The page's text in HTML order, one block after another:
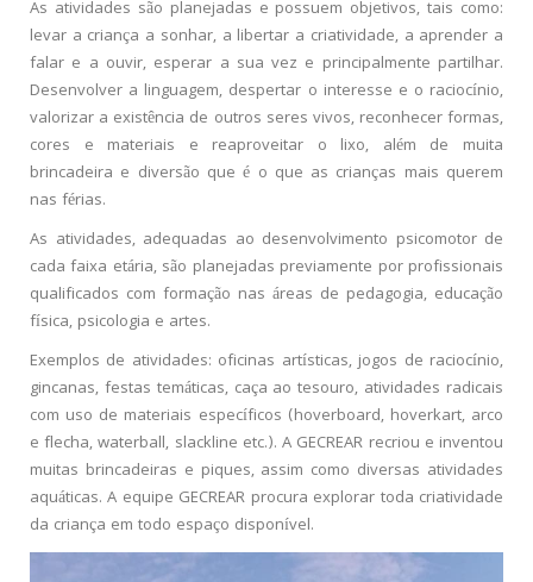
As atividades são planejadas e possuem objetivos, tais como:
levar a criança a sonhar, a libertar a criatividade, a aprender a
falar e a ouvir, esperar a sua vez e principalmente partilhar.
Desenvolver a linguagem, despertar o interesse e o raciocínio,
valorizar a existência de outros seres vivos, reconhecer formas,
cores e materiais e reaproveitar o lixo, além de muita
brincadeira e diversão que é o que as crianças mais querem
nas férias.
As atividades, adequadas ao desenvolvimento psicomotor de
cada faixa etária, são planejadas previamente por profissionais
qualificados com formação nas áreas de pedagogia, educação
física, psicologia e artes.
Exemplos de atividades: oficinas artísticas, jogos de raciocínio,
gincanas, festas temáticas, caça ao tesouro, atividades radicais
com uso de materiais específicos (hoverboard, hoverkart, arco
e flecha, waterball, slackline etc.). A GECREAR recriou e inventou
muitas brincadeiras e piques, assim como diversas atividades
aquáticas. A equipe GECREAR procura explorar toda criatividade
da criança em todo espaço disponível.